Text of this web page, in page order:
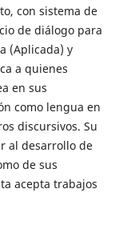
con sistema de
de diálogo para
(Aplicada) y
a quienes
en sus
como lengua en
discursivos. Su
al desarrollo de
de sus
acepta trabajos